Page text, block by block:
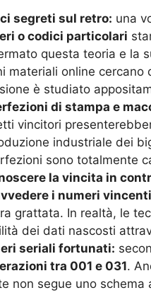
segreti sul retro: una
o codici particolari
questa teoria e la
materiali online
è studiato
di stampa e
vincitori
industriale dei
sono totalmente
la vincita in
i numeri
grattata. In realtà, le
dei dati nascosti
seriali fortunati:
tra 001 e 031.
non segue uno